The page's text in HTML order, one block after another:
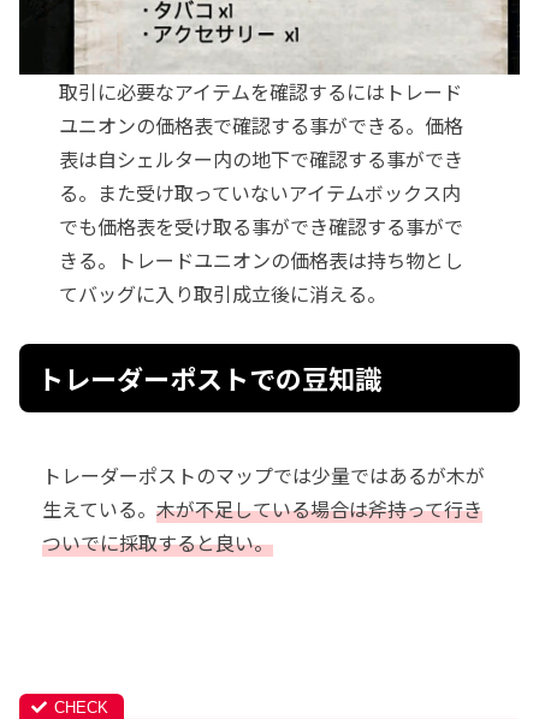
取引に必要なアイテムを確認するにはトレード
ユニオンの価格表で確認する事ができる。価格
表は自シェルター内の地下で確認する事ができ
る。また受け取っていないアイテムボックス内
でも価格表を受け取る事ができ確認する事がで
きる。トレードユニオンの価格表は持ち物とし
てバッグに入り取引成立後に消える。
トレーダーポストでの豆知識
トレーダーポストのマップでは少量ではあるが木が
生えている。 木が不足している場合は斧持って行き
ついでに採取すると良い。